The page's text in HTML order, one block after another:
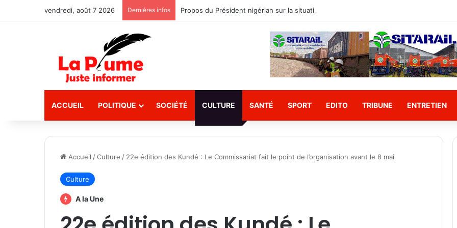
vendredi, août 7 2026 Dernières infos
ACCUEIL POLITIQUE SOCIÉTÉ CULTURE SANTÉ SPORT EDITO TRIBUNE ENTRETIEN
Accueil /Culture / 22e édition des Kundé : Le Commissariat fait le point de l’organisation avant le 8 mai
Culture
A la Une